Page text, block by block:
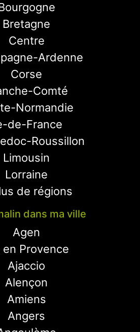
Bretagne
Centre
Ardenne
Corse
Comté
Normandie
de-France
Roussillon
Limousin
Lorraine
de régions
dans ma ville
Agen
en Provence
Ajaccio
Alençon
Amiens
Angers